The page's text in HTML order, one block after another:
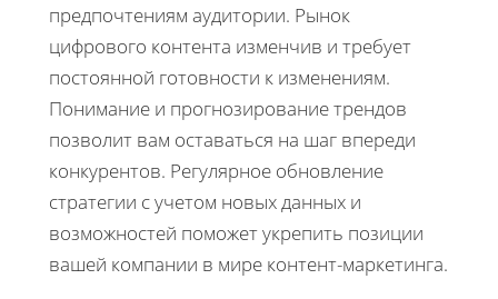
предпочтениям аудитории. Рынок
цифрового контента изменчив и требует
постоянной готовности к изменениям.
Понимание и прогнозирование трендов
позволит вам оставаться на шаг впереди
конкурентов. Регулярное обновление
стратегии с учетом новых данных и
возможностей поможет укрепить позиции
вашей компании в мире контент-маркетинга.